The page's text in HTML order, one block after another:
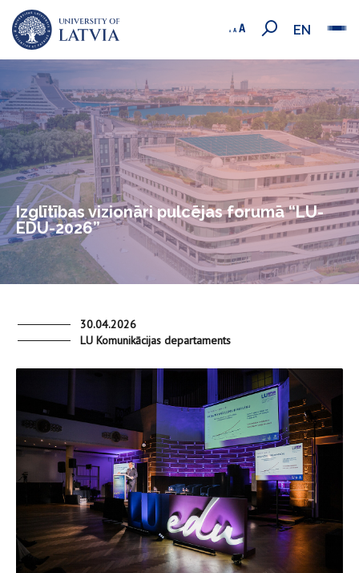
EN
Izglītības vizionāri pulcējas forumā “LU-
EDU-2026”
30.04.2026
LU Komunikācijas departaments